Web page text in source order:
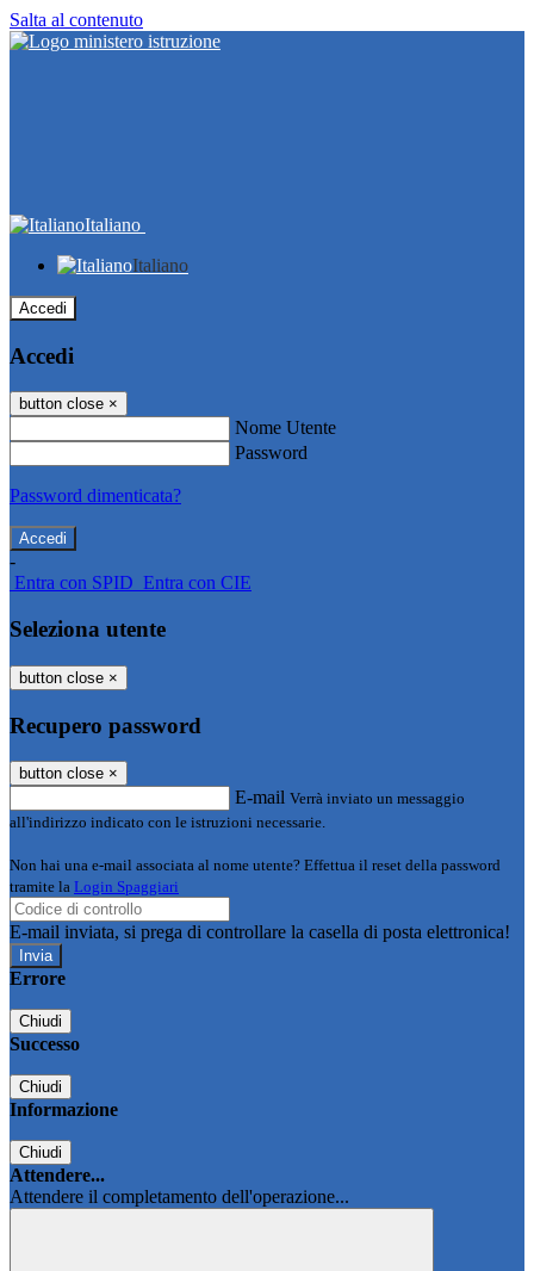
Salta al contenuto
Italiano
Italiano
Accedi
Accedi
button close ×
Nome Utente
Password
Password dimenticata?
-
Entra con SPID Entra con CIE
Seleziona utente
button close ×
Recupero password
button close ×
E-mail Verrà inviato un messaggio
all'indirizzo indicato con le istruzioni necessarie.
Non hai una e-mail associata al nome utente? Effettua il reset della password
tramite la Login Spaggiari
E-mail inviata, si prega di controllare la casella di posta elettronica!
Errore
Chiudi
Successo
Chiudi
Informazione
Chiudi
Attendere...
Attendere il completamento dell'operazione...